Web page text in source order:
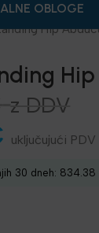
OBLOGE
Hip
z DDV
30 dneh: 834.38